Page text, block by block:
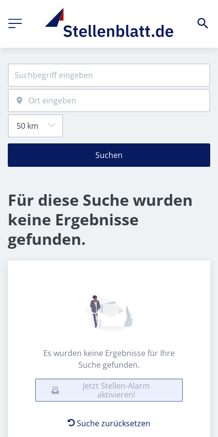
Suchen
Für diese Suche wurden
keine Ergebnisse
gefunden.
Es wurden keine Ergebnisse für Ihre
Suche gefunden.
Jetzt Stellen-Alarm
aktivieren!
Suche zurücksetzen